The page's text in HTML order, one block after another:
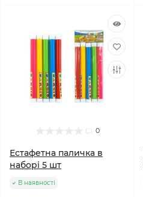
0
Естафетна паличка в
наборі 5 шт
В наявності